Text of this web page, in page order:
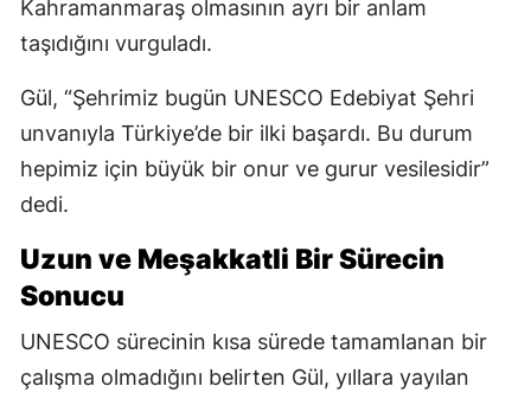
Kahramanmaraş olmasının ayrı bir anlam
taşıdığını vurguladı.
Gül, “Şehrimiz bugün UNESCO Edebiyat Şehri
unvanıyla Türkiye’de bir ilki başardı. Bu durum
hepimiz için büyük bir onur ve gurur vesilesidir”
dedi.
Uzun ve Meşakkatli Bir Sürecin
Sonucu
UNESCO sürecinin kısa sürede tamamlanan bir
çalışma olmadığını belirten Gül, yıllara yayılan